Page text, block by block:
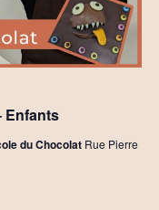
Enfants
du Chocolat Rue Pierre